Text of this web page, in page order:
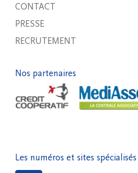
CONTACT
PRESSE
RECRUTEMENT
Nos partenaires
Les numéros et sites spécialisés